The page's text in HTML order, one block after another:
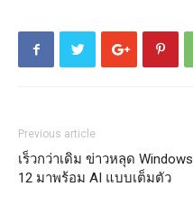
Previous article
เร็วกว่าเดิม ข่าวหลุด Windows
12 มาพร้อม AI แบบเต็มตัว